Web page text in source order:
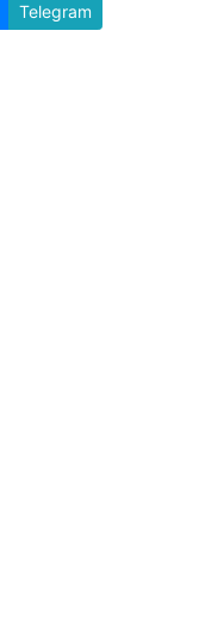
Telegram